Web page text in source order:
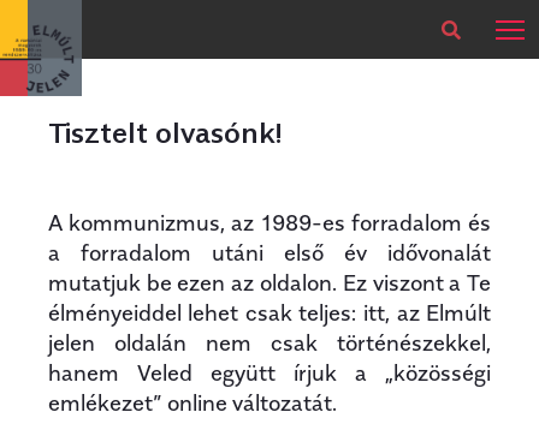
×
Tisztelt olvasónk!
A kommunizmus, az 1989-es forradalom és
a forradalom utáni első év idővonalát
mutatjuk be ezen az oldalon. Ez viszont a Te
élményeiddel lehet csak teljes: itt, az Elmúlt
jelen oldalán nem csak történészekkel,
hanem Veled együtt írjuk a „közösségi
emlékezet” online változatát.